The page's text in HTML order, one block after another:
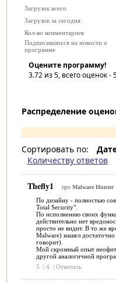
Загрузок всего
Загрузок за сегодня
Кол-во комментариев
Подписавшихся на новости о
программе
Оцените программу!
3.72из 5, всего оценок -
Распределение
Сортировать по:
Количеству ответов
Thefly1 про Malware Hunter
По дизайну - полностью
Total Security".
По исполнению своих
действительно нет
просто не видит. В то же
Malware) нашел
говорит).
Мой скромный опыт
другой аналогичной
5
| 4 | Ответить